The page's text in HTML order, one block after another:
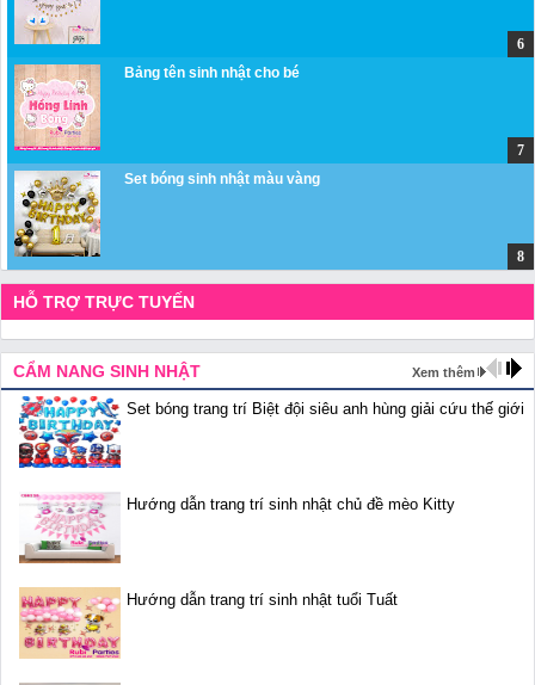
Bảng tên sinh nhật cho bé
Set bóng sinh nhật màu vàng
HỖ TRỢ TRỰC TUYẾN
CẨM NANG SINH NHẬT Xem thêm
Set bóng trang trí Biệt đội siêu anh hùng giải cứu thế giới
Hướng dẫn trang trí sinh nhật chủ đề mèo Kitty
Hướng dẫn trang trí sinh nhật tuổi Tuất